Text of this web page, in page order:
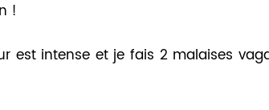
!
est intense et je fais 2 malaises